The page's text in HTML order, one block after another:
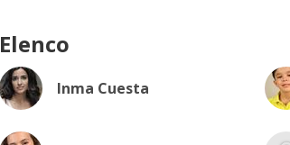
Elenco
Inma Cuesta